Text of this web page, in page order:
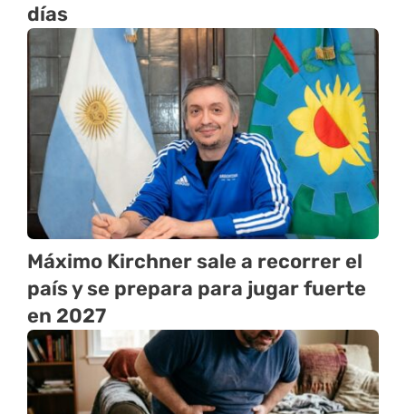
días
Máximo Kirchner sale a recorrer el
país y se prepara para jugar fuerte
en 2027